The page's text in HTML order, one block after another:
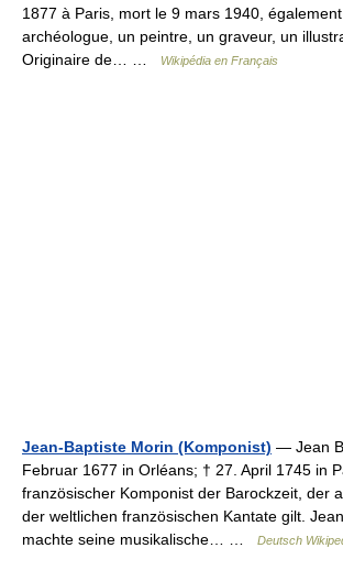
1877 à Paris, mort le 9 mars 1940,
archéologue, un peintre, un graveur, un
Originaire de… …
Wikipédia en Français
Jean-Baptiste Morin (Komponist) — Jean
Februar 1677 in Orléans; † 27. April 1745 in
französischer Komponist der Barockzeit, der
der weltlichen französischen Kantate gilt.
machte seine musikalische… …
Deutsch